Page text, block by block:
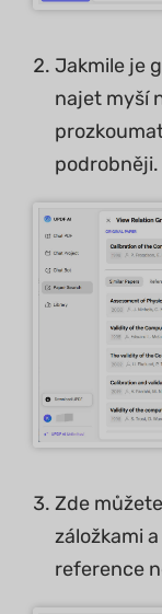
Jakmile je
najet myší
podrobněji.
Zde
záložkami
reference